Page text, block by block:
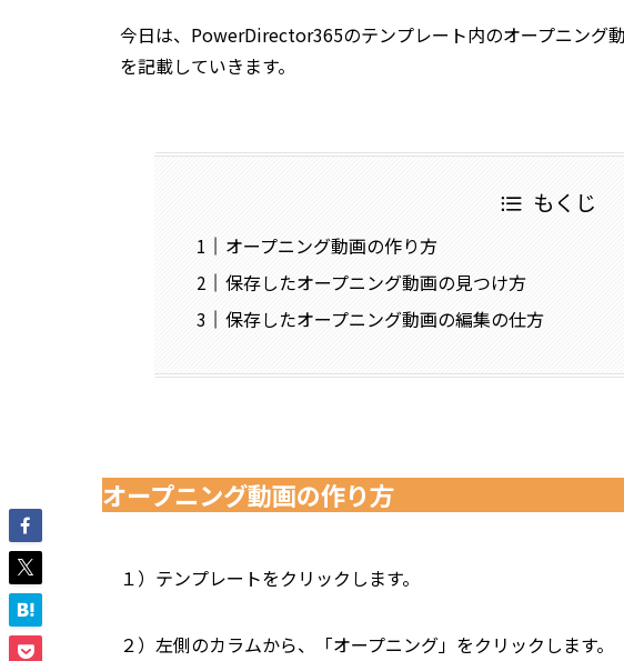
今日は、PowerDirector365のテンプレート内のオープニング
を記載していきます。
もくじ
オープニング動画の作り方
保存したオープニング動画の見つけ方
保存したオープニング動画の編集の仕方
オープニング動画の作り方
１）テンプレートをクリックします。
２）左側のカラムから、「オープニング」をクリックします。